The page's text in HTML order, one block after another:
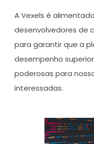
A Vexels é
desenvolvedores de
para garantir que a
desempenho
poderosas para
interessadas.